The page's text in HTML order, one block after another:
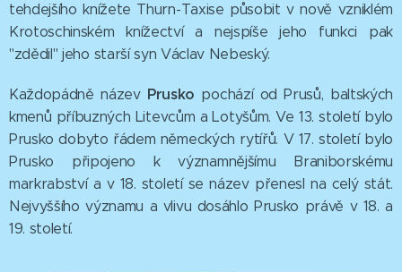
tehdejšího knížete Thurn-Taxise působit v nově vzniklém
Krotoschinském knížectví a nejspíše jeho funkci pak
"zdědil" jeho starší syn Václav Nebeský.
Každopádně názevPrusko pochází od Prusů, baltských
kmenů příbuzných Litevcům a Lotyšům. Ve 13. století bylo
Prusko dobyto řádem německých rytířů. V 17. století bylo
Prusko připojeno k významnějšímu Braniborskému
markrabství a v 18. století se název přenesl na celý stát.
Nejvyššího významu a vlivu dosáhlo Prusko právě v 18. a
19. století.